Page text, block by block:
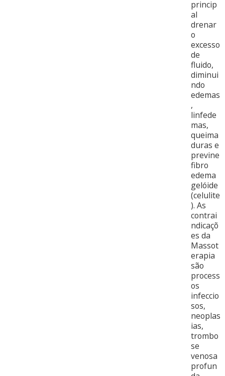
princip
al
drenar
o
excesso
de
fluido,
diminui
ndo
edemas
,
linfede
mas,
queima
duras e
previne
fibro
edema
gelóide
(celulite
). As
contrai
ndicaçõ
es da
Massot
erapia
são
process
os
infeccio
sos,
neoplas
ias,
trombo
se
venosa
profun